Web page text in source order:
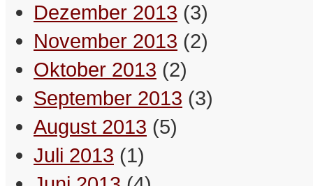
Dezember 2013 (3)
November 2013 (2)
Oktober 2013 (2)
September 2013 (3)
August 2013 (5)
Juli 2013 (1)